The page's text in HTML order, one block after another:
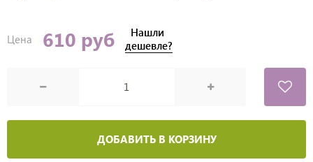
Цена 610 руб
Нашли
дешевле?
ДОБАВИТЬ В КОРЗИНУ